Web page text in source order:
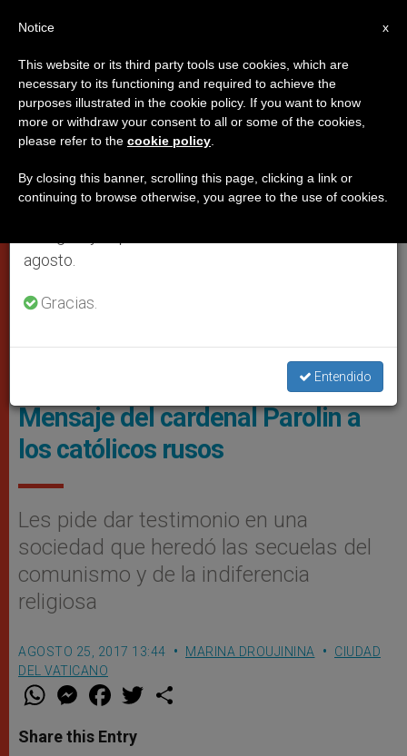
CIUDAD DEL VATICANO
El Cardenal Parolín En La Catedral Católica De Moscú
Mensaje del cardenal Parolin a
los católicos rusos
Les pide dar testimonio en una
sociedad que heredó las secuelas del
comunismo y de la indiferencia
religiosa
AGOSTO 25, 2017 13:44 MARINA DROUJININA
CIUDAD
DEL VATICANO
W
t
s
M
e
s
e
F
a
e
b
w
Share this Entry
×
Aviso importante
Del 27 de julio al 7 de agosto haremos la pausa
anual, aprovechando que en el periodo de verano
se generan menos informaciones y también el
agosto.
Gracias.
Entendido
x
Notice
This website or its third party tools use cookies, which are
necessary to its functioning and required to achieve the
purposes illustrated in the cookie policy. If you want to know
more or withdraw your consent to all or some of the cookies,
please refer to the cookie policy
By closing this banner, scrolling this page, clicking a link or
continuing to browse otherwise, you agree to the use of cookies.